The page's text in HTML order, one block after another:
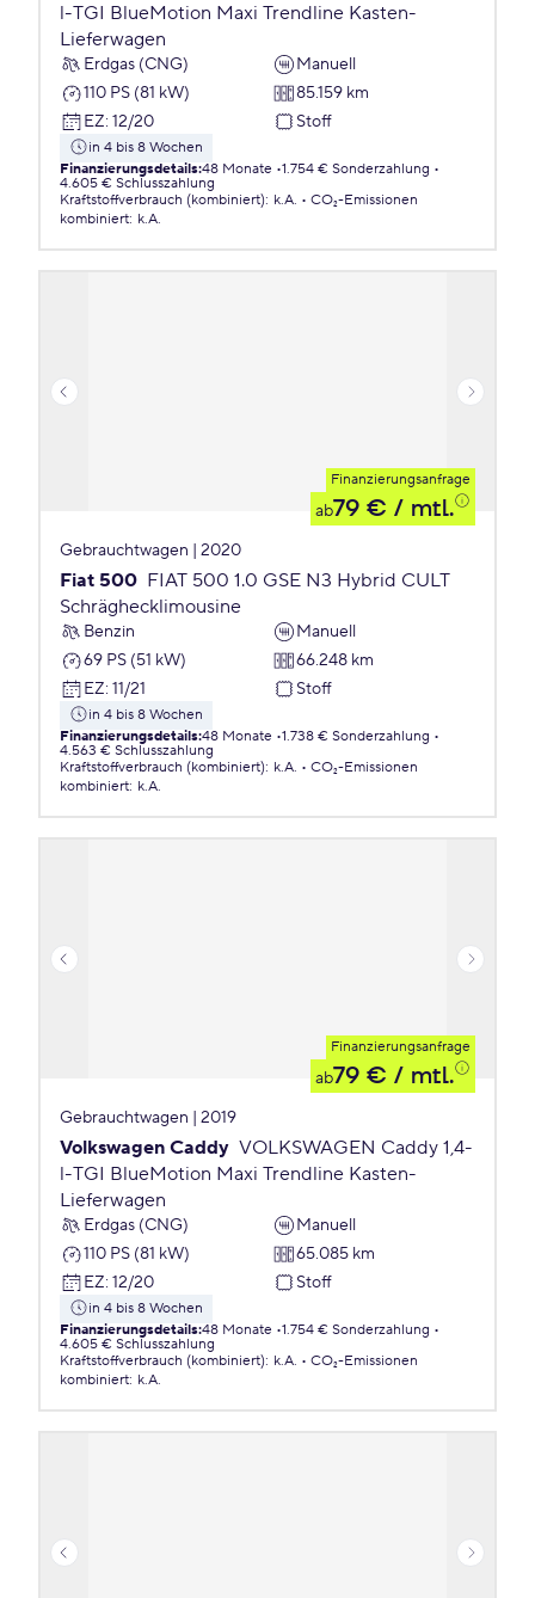
l-TGI BlueMotion Maxi Trendline Kasten-
Lieferwagen
Erdgas (CNG)
Manuell
110 PS (81 kW)
85.159 km
EZ: 12/20 Stoff
in 4 bis 8 Wochen
Finanzierungsdetails:48 Monate 1.754 € Sonderzahlung
4.605 € Schlusszahlung
Kraftstoffverbrauch (kombiniert): k.A.
CO₂-Emissionen
kombiniert: k.A.
Finanzierungsanfrage
ab79 € / mtl.
Gebrauchtwagen | 2020
Fiat 500 FIAT 500 1.0 GSE N3 Hybrid CULT
Schräghecklimousine
Benzin
Manuell
69 PS (51 kW)
66.248 km
EZ: 11/21 Stoff
in 4 bis 8 Wochen
Finanzierungsdetails:48 Monate 1.738 € Sonderzahlung
4.563 € Schlusszahlung
Kraftstoffverbrauch (kombiniert): k.A.
CO₂-Emissionen
kombiniert: k.A.
Finanzierungsanfrage
ab79 € / mtl.
Gebrauchtwagen | 2019
Volkswagen Caddy VOLKSWAGEN Caddy 1,4-
l-TGI BlueMotion Maxi Trendline Kasten-
Lieferwagen
Erdgas (CNG)
Manuell
110 PS (81 kW)
65.085 km
EZ: 12/20 Stoff
in 4 bis 8 Wochen
Finanzierungsdetails:48 Monate 1.754 € Sonderzahlung
4.605 € Schlusszahlung
Kraftstoffverbrauch (kombiniert): k.A.
CO₂-Emissionen
kombiniert: k.A.